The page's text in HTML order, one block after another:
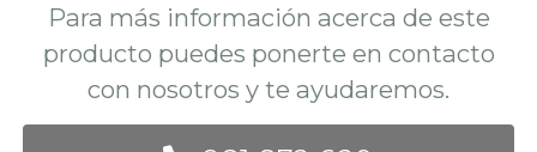
Para más información acerca de este
producto puedes ponerte en contacto
con nosotros y te ayudaremos.